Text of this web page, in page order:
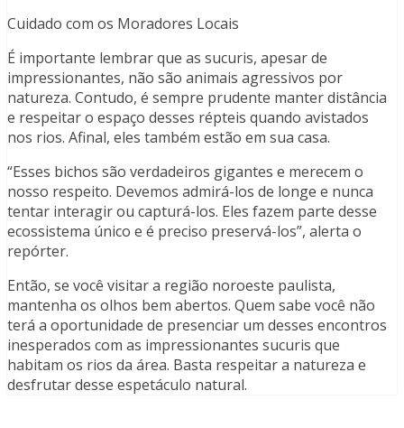
Cuidado com os Moradores Locais
É importante lembrar que as sucuris, apesar de
impressionantes, não são animais agressivos por
natureza. Contudo, é sempre prudente manter distância
e respeitar o espaço desses répteis quando avistados
nos rios. Afinal, eles também estão em sua casa.
“Esses bichos são verdadeiros gigantes e merecem o
nosso respeito. Devemos admirá-los de longe e nunca
tentar interagir ou capturá-los. Eles fazem parte desse
ecossistema único e é preciso preservá-los”, alerta o
repórter.
Então, se você visitar a região noroeste paulista,
mantenha os olhos bem abertos. Quem sabe você não
terá a oportunidade de presenciar um desses encontros
inesperados com as impressionantes sucuris que
habitam os rios da área. Basta respeitar a natureza e
desfrutar desse espetáculo natural.